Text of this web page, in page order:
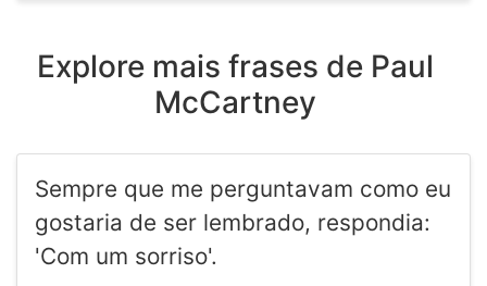
Explore mais frases de Paul
McCartney
Sempre que me perguntavam como eu
gostaria de ser lembrado, respondia:
'Com um sorriso'.